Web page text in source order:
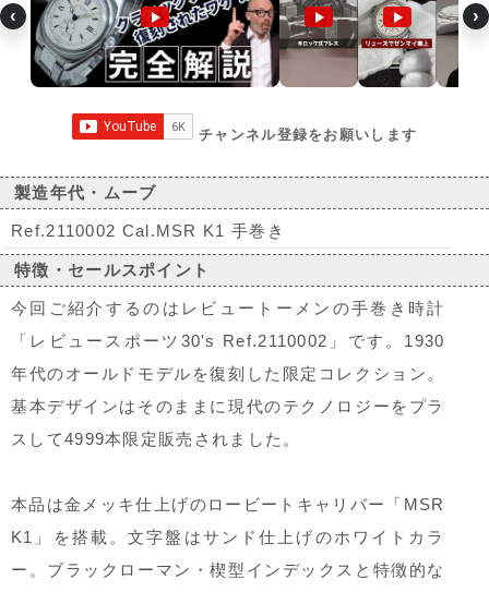
‹ ›
チャンネル登録をお願いします
製造年代・ムーブ
Ref.2110002 Cal.MSR K1 手巻き
特徴・セールスポイント
今回ご紹介するのはレビュートーメンの手巻き時計
「レビュースポーツ30's Ref.2110002」です。1930
年代のオールドモデルを復刻した限定コレクション。
基本デザインはそのままに現代のテクノロジーをプラ
スして4999本限定販売されました。
本品は金メッキ仕上げのロービートキャリバー「MSR
K1」を搭載。文字盤はサンド仕上げのホワイトカラ
ー。ブラックローマン・楔型インデックスと特徴的な